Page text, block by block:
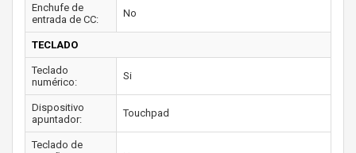
Enchufe de
entrada de CC:
No
TECLADO
Teclado
numérico:
Si
Dispositivo
apuntador:
Touchpad
Teclado de